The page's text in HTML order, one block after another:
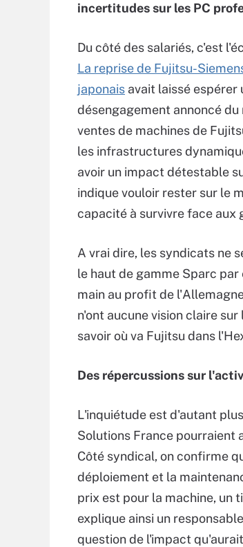
incertitudes sur les PC
Du côté des salariés, c'est
La reprise de Fujitsu-
japonais avait laissé
désengagement annoncé
ventes de machines de
les infrastructures
avoir un impact détestable
indique vouloir rester sur le
capacité à survivre face aux
A vrai dire, les syndicats ne
le haut de gamme Sparc
main au profit de
n'ont aucune vision claire
savoir où va Fujitsu dans
Des répercussions sur
L'inquiétude est d'autant
Solutions France pourraient
Côté syndical, on confirme
déploiement et la
prix est pour la machine, un
explique ainsi un
question de l'impact